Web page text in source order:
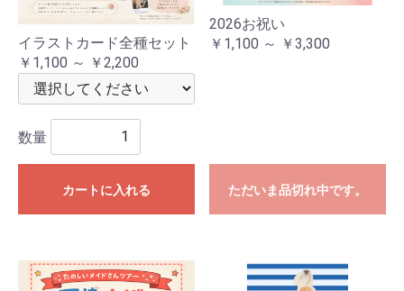
イラストカード全種セット
￥1,100 ～ ￥2,200
数量
カートに入れる
2026お祝い
￥1,100 ～ ￥3,300
ただいま品切れ中です。